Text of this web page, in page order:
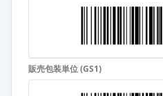
エフィエント錠2.5mg
販売包装単位 (GS1)